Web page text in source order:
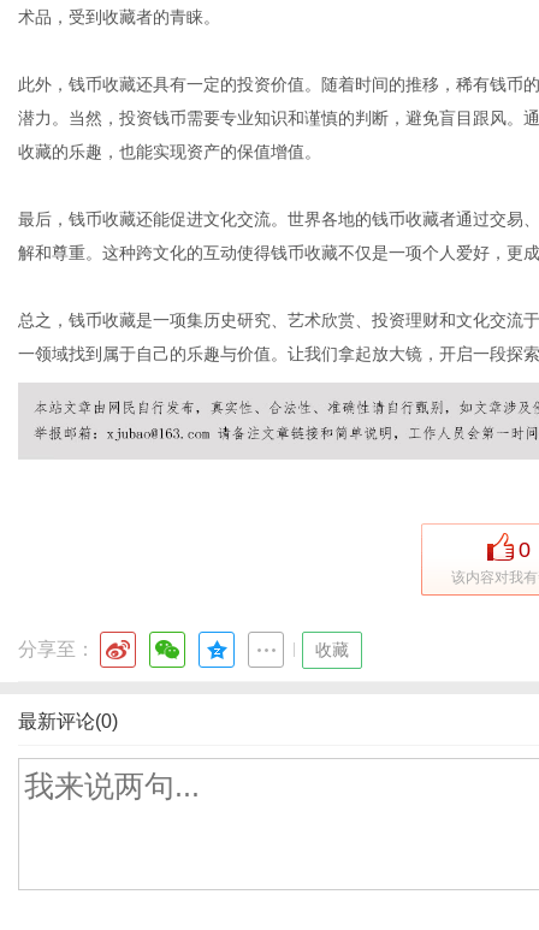
术品，受到收藏者的青睐。
此外，钱币收藏还具有一定的投资价值。随着时间的推移，稀有钱币
潜力。当然，投资钱币需要专业知识和谨慎的判断，避免盲目跟风。
收藏的乐趣，也能实现资产的保值增值。
最后，钱币收藏还能促进文化交流。世界各地的钱币收藏者通过交易
解和尊重。这种跨文化的互动使得钱币收藏不仅是一项个人爱好，更
总之，钱币收藏是一项集历史研究、艺术欣赏、投资理财和文化交流
一领域找到属于自己的乐趣与价值。让我们拿起放大镜，开启一段探
0
该内容对我
分享至： 收藏
最新评论(0)